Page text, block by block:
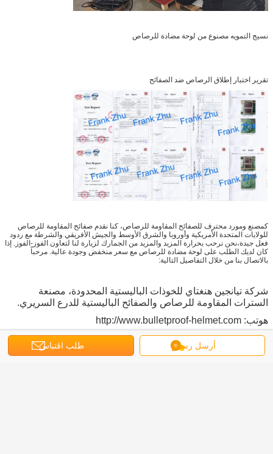
نسيج التمويه مصنوع من لوحة مضادة للرصاص
تقرير اختبار إطلاق الرصاص ضد الصفائح
كمصنع ومورد محترف للصفائح المقاومة للرصاص، كنا نقدم صفائح المقاومة للرصاص
للولايات المتحدة الأمريكية وأوروبا والشرق الأوسط والجيش الأفريقي والشرطة مع ردود
فعل جيدة،نحن نرحب بحرارة المزيد والمزيد من الجمارك لزيارة لنا لتعاون الفوز-الفوز. إذا
كان لديك الطلب على لوحة مضادة للرصاص مع سعر منخفض وجودة عالية. مرحباً
بالاتصال بنا من خلال التفاصيل التالية:
شركة تيانجين هنغتاي للخوذات الباليستية المحدودة، مصنعة
السترات المقاومة للرصاص والصفائح الباليستية للدرع السريري.
هوتب: http://www.bulletproof-helmet.com
الهاتف: 8613302019738
"سكايب": الزي العسكري
أرسل رسالة طلب اقتباس